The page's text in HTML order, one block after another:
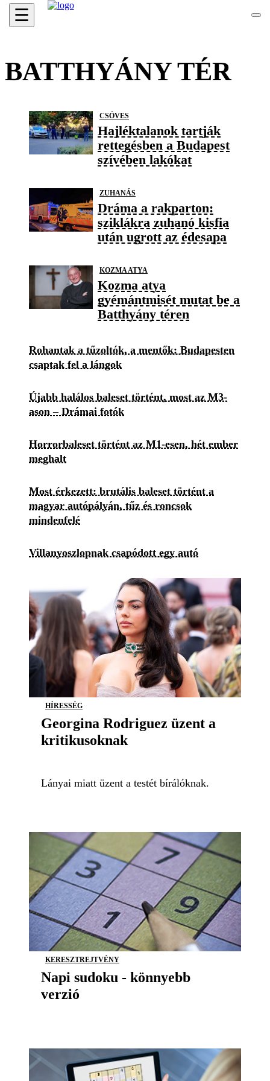
☰
BATTHYÁNY TÉR
CSÖVES
Hajléktalanok tartják
rettegésben a Budapest
szívében lakókat
ZUHANÁS
Dráma a rakparton:
sziklákra zuhanó kisfia
után ugrott az édesapa
KOZMA ATYA
Kozma atya
gyémántmisét mutat be a
Batthyány téren
Rohantak a tűzoltók, a mentők: Budapesten
csaptak fel a lángok
Újabb halálos baleset történt, most az M3-
ason – Drámai fotók
Horrorbaleset történt az M1-esen, hét ember
meghalt
Most érkezett: brutális baleset történt a
magyar autópályán, tűz és roncsok
mindenfelé
Villanyoszlopnak csapódott egy autó
HÍRESSÉG
Georgina Rodriguez üzent a
kritikusoknak
Lányai miatt üzent a testét bírálóknak.
KERESZTREJTVÉNY
Napi sudoku - könnyebb
verzió